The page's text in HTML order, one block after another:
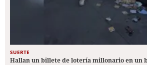
SUERTE
Hallan un billete de lotería millonario en un